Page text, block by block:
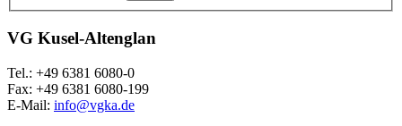
VG Kusel-Altenglan
Tel.: +49 6381 6080-0
Fax: +49 6381 6080-199
E-Mail: info@vgka.de